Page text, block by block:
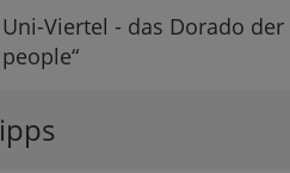
Uni-Viertel - das Dorado der
people“